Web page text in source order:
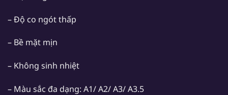
– Độ co ngót thấp
– Bề mặt mịn
– Không sinh nhiệt
– Màu sắc đa dạng: A1/ A2/ A3/ A3.5